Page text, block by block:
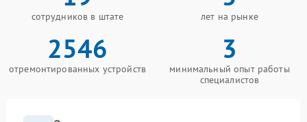
сотрудников в штате лет на рынке
2546
отремонтированных устройств
3
минимальный опыт работы
специалистов